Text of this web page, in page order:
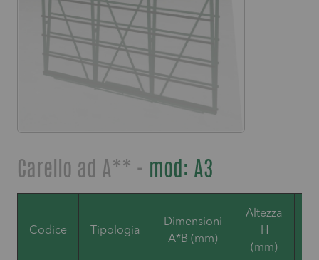
Carello ad A** - mod: A3
Codice Tipologia
Dimensioni
A*B (mm)
Altezza
H
(mm)